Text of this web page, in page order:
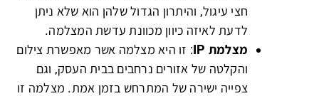
חצי עיגול, והיתרון הגדול שלהן הוא שלא ניתן
לדעת לאיזה כיוון מכוונת עדשת המצלמה.
מצלמת IP
: זו היא מצלמה אשר מאפשרת צילום
והקלטה של אזורים נרחבים בבית העסק, וגם
צפייה ישירה של המתרחש בזמן אמת. מצלמה זו